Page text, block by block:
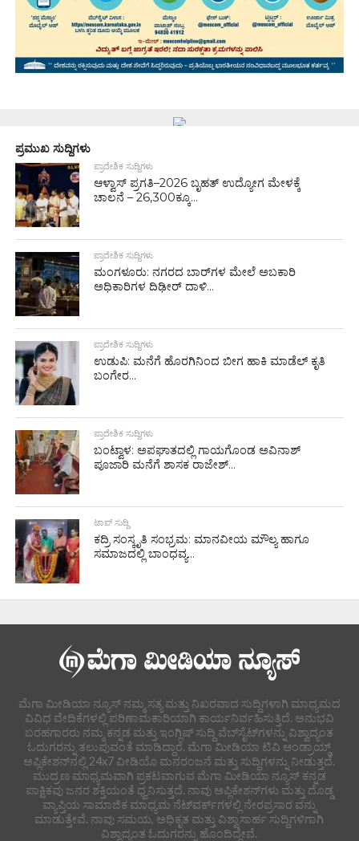
ಪ್ರಮುಖ ಸುದ್ದಿಗಳು
ಪ್ರಾದೇಶಿಕ ಸುದ್ದಿಗಳು
ಆಳ್ವಾಸ್ ಪ್ರಗತಿ–2026 ಬೃಹತ್ ಉದ್ಯೋಗ ಮೇಳಕ್ಕೆ
ಚಾಲನೆ – 26,300ಕ್ಕೂ...
ಪ್ರಾದೇಶಿಕ ಸುದ್ದಿಗಳು
ಮಂಗಳೂರು: ನಗರದ ಬಾರ್‌ಗಳ ಮೇಲೆ ಅಬಕಾರಿ
ಅಧಿಕಾರಿಗಳ ದಿಢೀರ್ ದಾಳಿ...
ಪ್ರಾದೇಶಿಕ ಸುದ್ದಿಗಳು
ಉಡುಪಿ: ಮನೆಗೆ ಹೊರಗಿನಿಂದ ಬೀಗ ಹಾಕಿ ಮಾಡೆಲ್ ಕೃತಿ
ಬಂಗೇರ...
ಪ್ರಾದೇಶಿಕ ಸುದ್ದಿಗಳು
ಬಂಟ್ವಾಳ: ಅಪಘಾತದಲ್ಲಿ ಗಾಯಗೊಂಡ ಅವಿನಾಶ್
ಪೂಜಾರಿ ಮನೆಗೆ ಶಾಸಕ ರಾಜೇಶ್...
ಟಾಪ್ ಸುದ್ದಿ
ಕದ್ರಿ ಸಂಸ್ಕೃತಿ ಸಂಭ್ರಮ: ಮಾನವೀಯ ಮೌಲ್ಯ ಹಾಗೂ
ಸಮಾಜದಲ್ಲಿ ಬಾಂಧವ್ಯ...
ಮೆಗಾ ಮೀಡಿಯಾ ನ್ಯೂಸ್ ನಮ್ಮ ಸತ್ಯ ಮತ್ತು ನಿಖರವಾದ ಸುದ್ದಿಗಳಾಗಿ ಮಾಧ್ಯಮದ
ವಿವಿಧ ವೇದಿಕೆಗಳಲ್ಲಿ ಪರಿಣಾಮಕಾರಿಯಾಗಿ ಕಾರ್ಯನಿರ್ವಹಿಸುತ್ತಿದೆ. ಅನುಭವಿ
ಬರಹಗಾರರು ನಮ್ಮ ಕನ್ನಡ ಮತ್ತು ಇಂಗ್ಲಿಷ್ ಸುದ್ದಿ ವೆಬ್‌ಸೈಟ್‌ಗಳನ್ನು ವಿಶ್ವಾದ್ಯಂತ
ಓದುಗರನ್ನು ತಲುಪುವಂತೆ ಮಾಡಿದ್ದಾರೆ. ಮೆಗಾ ಮೀಡಿಯಾ ಟಿವಿ ಆಂಡ್ರಾಯ್ಡ್
ಅಪ್ಲಿಕೇಶನ್‌ನಲ್ಲಿ 24x7 ವೀಡಿಯೊ ಮನರಂಜನೆ ಮತ್ತು ಸುದ್ದಿಗಳನ್ನು ನೀಡುತ್ತದೆ.
ಮುದ್ರಣ ಮಾಧ್ಯಮವಾಗಿ ಪ್ರಕಟವಾಗುವ ಮೆಗಾ ಮೀಡಿಯಾ ನ್ಯೂಸ್ ಕನ್ನಡ
ಪಾಕ್ಷಿಕವು ಜನರ ಶಕ್ತಿಯಂತೆ ಧ್ವನಿಸುತ್ತದೆ. ನಾವು ಅಪ್ಲಿಕೇಶನ್‌ಗಳು ಮತ್ತು ದೊಡ್ಡ
ವ್ಯಾಪ್ತಿಯ ಸಾಮಾಜಿಕ ಮಾಧ್ಯಮ ನೆಟ್‌ವರ್ಕ್‌ಗಳಲ್ಲಿ ನೇರಪ್ರಸಾರ ವನ್ನು
ಮಾಡುತ್ತೇವೆ. ನಾವು ಸಮಯ, ಅಧಿಕೃತ ಮತ್ತು ವಿಶ್ವಾಸಾರ್ಹ ಸುದ್ದಿಗಳಿಗಾಗಿ
ವಿಶ್ವಾದ್ಯಂತ ಓದುಗರನ್ನು ಹೊಂದಿದ್ದೇವೆ.